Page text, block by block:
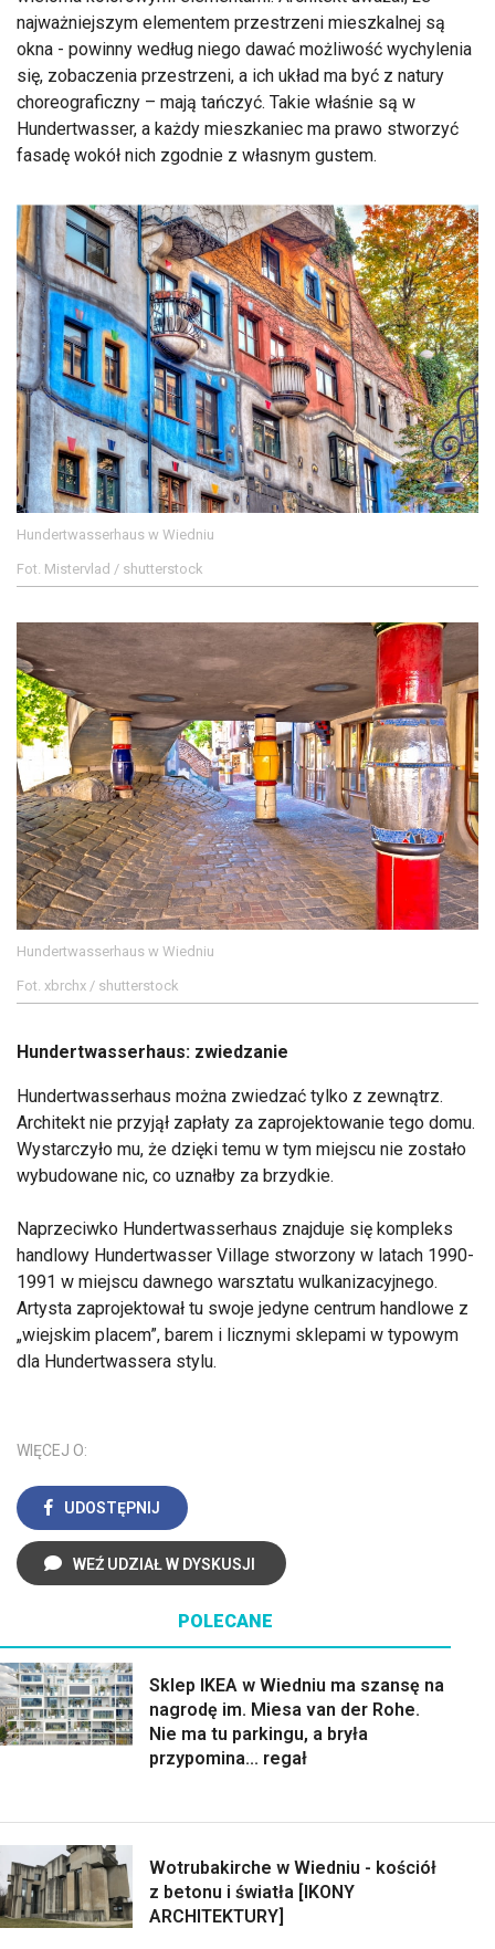
najważniejszym elementem przestrzeni mieszkalnej są
okna - powinny według niego dawać możliwość wychylenia
się, zobaczenia przestrzeni, a ich układ ma być z natury
choreograficzny – mają tańczyć. Takie właśnie są w
Hundertwasser, a każdy mieszkaniec ma prawo stworzyć
fasadę wokół nich zgodnie z własnym gustem.
Hundertwasserhaus w Wiedniu
Fot. Mistervlad / shutterstock
Hundertwasserhaus w Wiedniu
Fot. xbrchx / shutterstock
Hundertwasserhaus: zwiedzanie
Hundertwasserhaus można zwiedzać tylko z zewnątrz.
Architekt nie przyjął zapłaty za zaprojektowanie tego domu.
Wystarczyło mu, że dzięki temu w tym miejscu nie zostało
wybudowane nic, co uznałby za brzydkie.
Naprzeciwko Hundertwasserhaus znajduje się kompleks
handlowy Hundertwasser Village stworzony w latach 1990-
1991 w miejscu dawnego warsztatu wulkanizacyjnego.
Artysta zaprojektował tu swoje jedyne centrum handlowe z
„wiejskim placem”, barem i licznymi sklepami w typowym
dla Hundertwassera stylu.
WIĘCEJ O:
UDOSTĘPNIJ
WEŹ UDZIAŁ W DYSKUSJI
POLECANE
Sklep IKEA w Wiedniu ma szansę na
nagrodę im. Miesa van der Rohe.
Nie ma tu parkingu, a bryła
przypomina... regał
Wotrubakirche w Wiedniu - kościół
z betonu i światła [IKONY
ARCHITEKTURY]